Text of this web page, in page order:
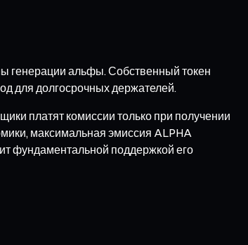
генерации альфы. Собственный токен
для долгосрочных держателей.
платят комиссии только при получении
максимальная эмиссия ALPHA
фундаментальной поддержкой его